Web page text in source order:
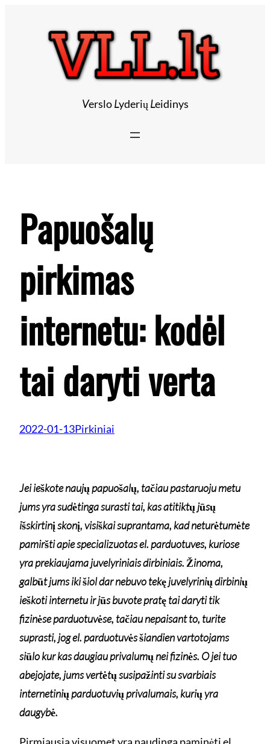
VersloLyderių Leidinys
Papuošalų
pirkimas
internetu: kodėl
tai daryti verta
2022-01-13Pirkiniai
Jei ieškote naujų papuošalų, tačiau pastaruoju metu
jums yra sudėtinga surasti tai, kas atitiktų jūsų
išskirtinį skonį, visiškai suprantama, kad neturėtumėte
pamiršti apie specializuotas el. parduotuves, kuriose
yra prekiaujama juvelyriniais dirbiniais. Žinoma,
galbūt jums iki šiol dar nebuvo tekę juvelyrinių dirbinių
ieškoti internetu ir jūs buvote pratę tai daryti tik
fizinėse parduotuvėse, tačiau nepaisant to, turite
suprasti, jog el. parduotuvės šiandien vartotojams
siūlo kur kas daugiau privalumų nei fizinės. O jei tuo
abejojate, jums vertėtų susipažinti su svarbiais
internetinių parduotuvių privalumais, kurių yra
daugybė.